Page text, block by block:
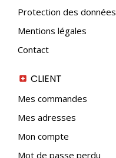
Protection des données
Mentions légales
Contact
CLIENT
Mes commandes
Mes adresses
Mon compte
Mot de passe perdu